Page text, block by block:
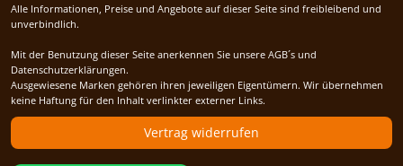
Alle Informationen, Preise und Angebote auf dieser Seite sind freibleibend und
unverbindlich.
Mit der Benutzung dieser Seite anerkennen Sie unsere AGB´s und
Datenschutzerklärungen.
Ausgewiesene Marken gehören ihren jeweiligen Eigentümern. Wir übernehmen
keine Haftung für den Inhalt verlinkter externer Links.
Vertrag widerrufen